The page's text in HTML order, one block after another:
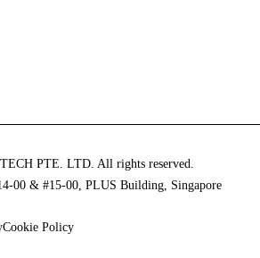
PTE. LTD. All rights reserved.
00 & #15-00, PLUS Building, Singapore
Cookie Policy